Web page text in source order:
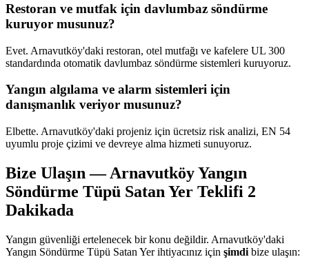
Restoran ve mutfak için davlumbaz söndürme
kuruyor musunuz?
Evet. Arnavutköy'daki restoran, otel mutfağı ve kafelere UL 300
standardında otomatik davlumbaz söndürme sistemleri kuruyoruz.
Yangın algılama ve alarm sistemleri için
danışmanlık veriyor musunuz?
Elbette. Arnavutköy'daki projeniz için ücretsiz risk analizi, EN 54
uyumlu proje çizimi ve devreye alma hizmeti sunuyoruz.
Bize Ulaşın — Arnavutköy Yangın
Söndürme Tüpü Satan Yer Teklifi 2
Dakikada
Yangın güvenliği ertelenecek bir konu değildir. Arnavutköy'daki
Yangın Söndürme Tüpü Satan Yer ihtiyacınız için şimdi bize ulaşın: